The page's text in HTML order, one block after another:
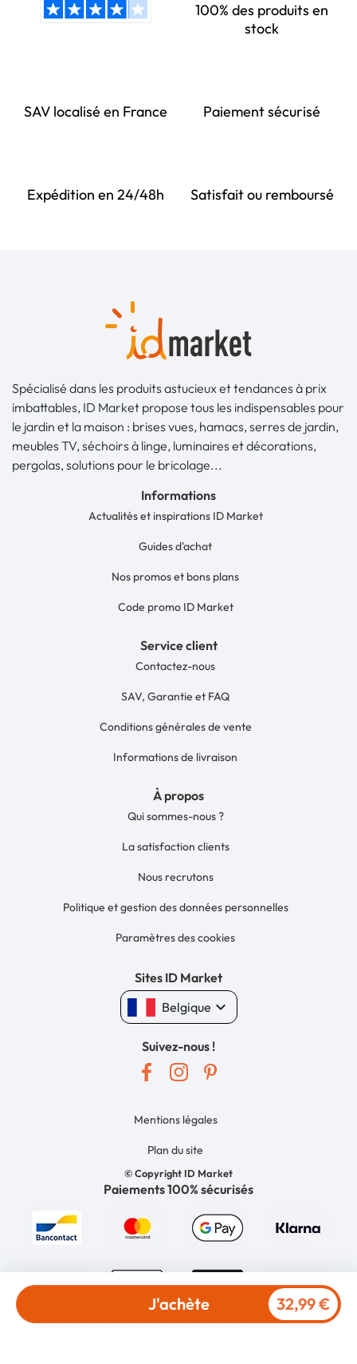
J'achète 32,99 €
100% des produits en
stock
SAV localisé en France Paiement sécurisé
Expédition en 24/48h Satisfait ou remboursé
Spécialisé dans les produits astucieux et tendances à prix
imbattables, ID Market propose tous les indispensables pour
le jardin et la maison : brises vues, hamacs, serres de jardin,
meubles TV, séchoirs à linge, luminaires et décorations,
pergolas, solutions pour le bricolage...
Informations
Actualités et inspirations ID Market
Guides d'achat
Nos promos et bons plans
Code promo ID Market
Service client
Contactez-nous
SAV, Garantie et FAQ
Conditions générales de vente
Informations de livraison
À propos
Qui sommes-nous ?
La satisfaction clients
Nous recrutons
Politique et gestion des données personnelles
Paramètres des cookies
Sites ID Market
Belgique keyboard_arrow_down
Suivez-nous !
© Copyright ID Market
Mentions légales
Plan du site
Paiements 100% sécurisés